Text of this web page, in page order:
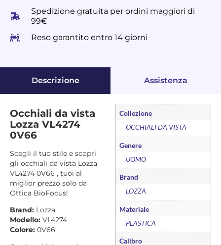
Spedizione gratuita per ordini maggiori di
99€
Reso garantito entro 14 giorni
Descrizione Assistenza
Occhiali da vista
Lozza VL4274
0V66
Scegli il tuo stile e scopri
gli occhiali da vista Lozza
VL4274 0V66 , tuoi al
miglior prezzo solo da
Ottica BioFocus!
Brand: Lozza
Modello: VL4274
Colore: 0V66
Collezione
OCCHIALI DA VISTA
Genere
UOMO
Brand
LOZZA
Materiale
PLASTICA
Calibro